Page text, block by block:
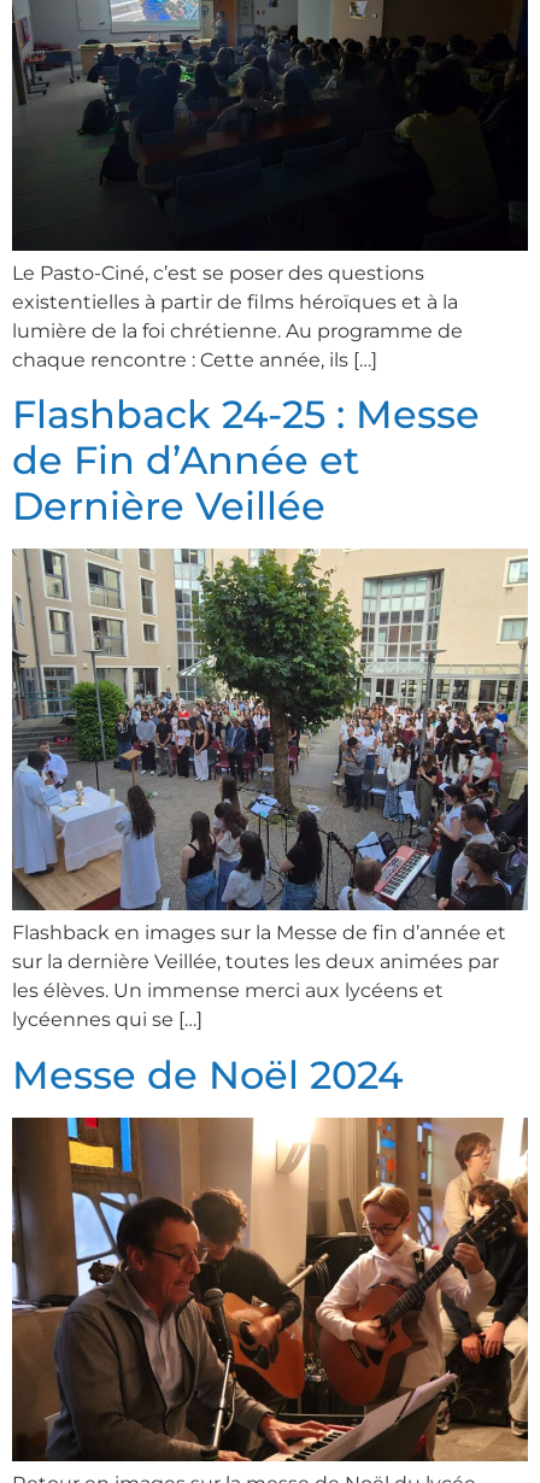
Le Pasto-Ciné, c’est se poser des questions
existentielles à partir de films héroïques et à la
lumière de la foi chrétienne. Au programme de
chaque rencontre : Cette année, ils […]
Flashback 24-25 : Messe
de Fin d’Année et
Dernière Veillée
Flashback en images sur la Messe de fin d’année et
sur la dernière Veillée, toutes les deux animées par
les élèves. Un immense merci aux lycéens et
lycéennes qui se […]
Messe de Noël 2024